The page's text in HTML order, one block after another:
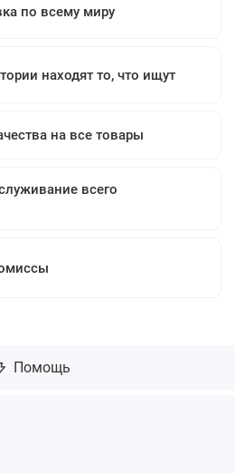
по всему миру
находят то, что ищут
на все товары
всего
Помощь